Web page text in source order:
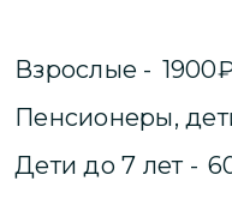
Взрослые - 1900
Пенсионеры,
Дети до 7 лет-